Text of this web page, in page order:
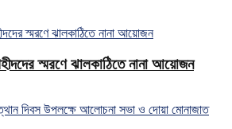
স্মরণে ঝালকাঠিতে নানা আয়োজন